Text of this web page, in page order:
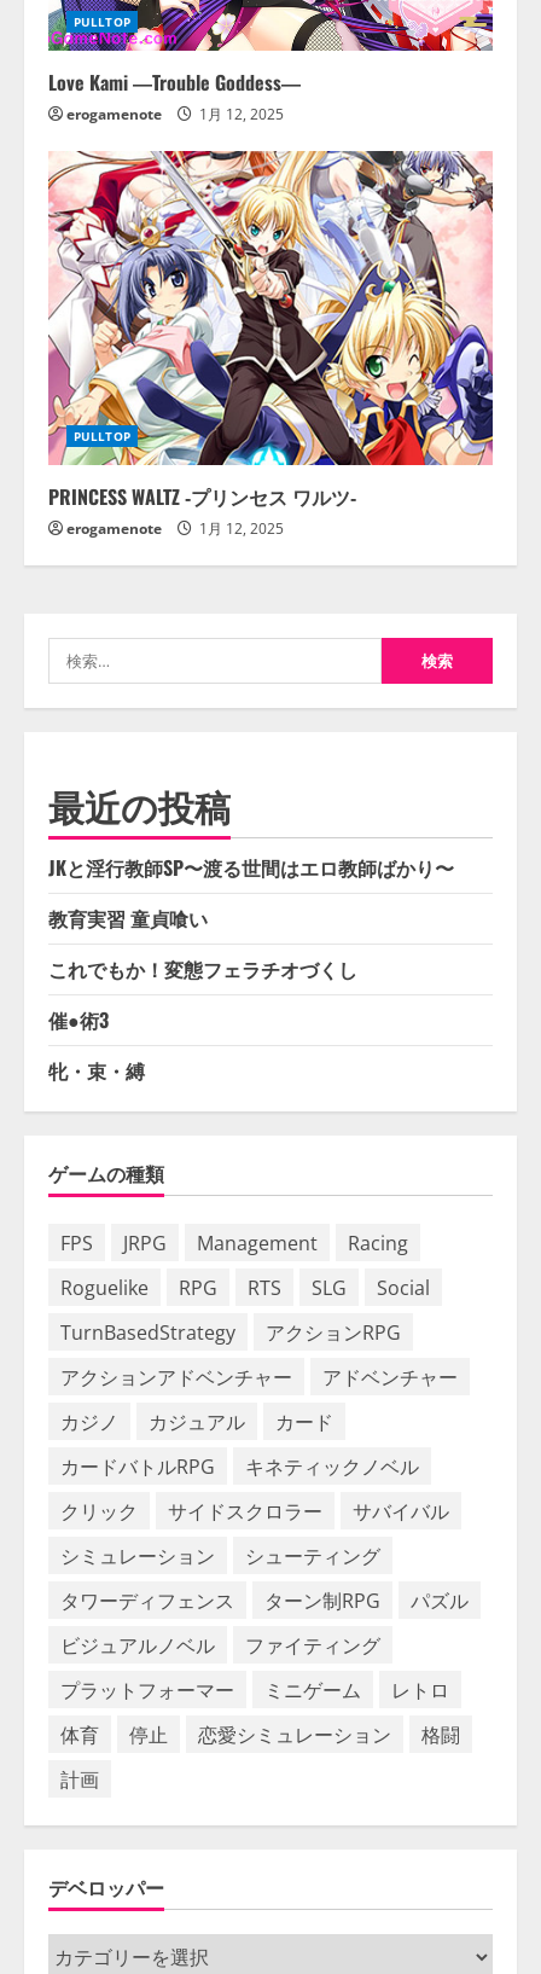
PULLTOP
Love Kami ―Trouble Goddess―
erogamenote 1月 12, 2025
PULLTOP
PRINCESS WALTZ ‐プリンセス ワルツ‐
erogamenote 1月 12, 2025
索:
最近の投稿
JKと淫行教師SP〜渡る世間はエロ教師ばかり〜
教育実習 童貞喰い
これでもか！変態フェラチオづくし
催●術3
牝・束・縛
ゲームの種類
FPS JRPG Management
Racing
Roguelike
RPG RTS SLG
Social
TurnBasedStrategy
アクションRPG
アクションアドベンチャー
アドベンチャー
カジノ
カジュアル
カード
カードバトルRPG
キネティックノベル
クリック
サイドスクロラー
サバイバル
シミュレーション
シューティング
タワーディフェンス
ターン制RPG
パズル
ビジュアルノベル
ファイティング
プラットフォーマー
ミニゲーム
レトロ
体育
停止 恋愛シミュレーション
格闘
計画
デベロッパー
デ